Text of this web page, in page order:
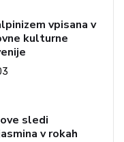
vpisana v
kulturne
sledi
v rokah